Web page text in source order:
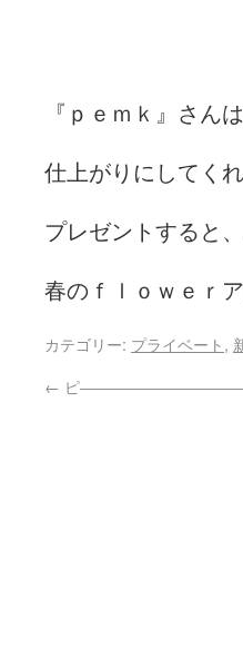
『ｐｅｍｋ』さん
仕上がりにしてく
プレゼントすると
春のｆｌｏｗｅｒ
カテゴリー: プライベート,
← ピ